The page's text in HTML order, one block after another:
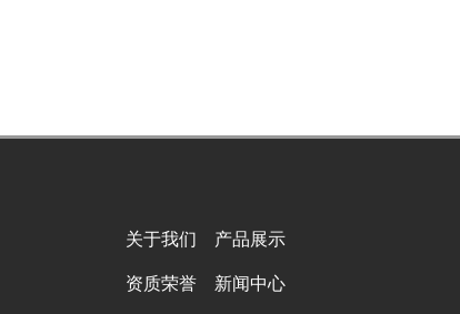
关于我们 产品展示
资质荣誉 新闻中心